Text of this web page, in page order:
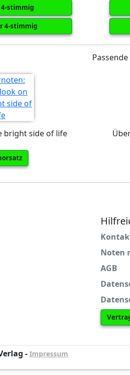
4-stimmig
4-stimmig
bright side of life
Noten
AGB
- Impressum